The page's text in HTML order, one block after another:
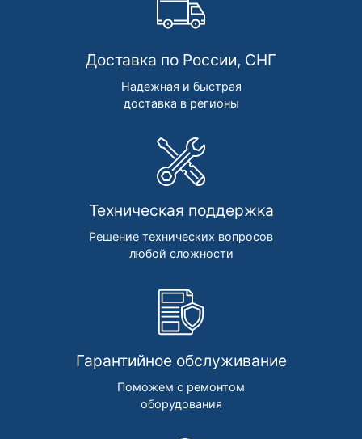
Доставка по России, СНГ
Надежная и быстрая
доставка в регионы
Техническая поддержка
Решение технических вопросов
любой сложности
Гарантийное обслуживание
Поможем с ремонтом
оборудования